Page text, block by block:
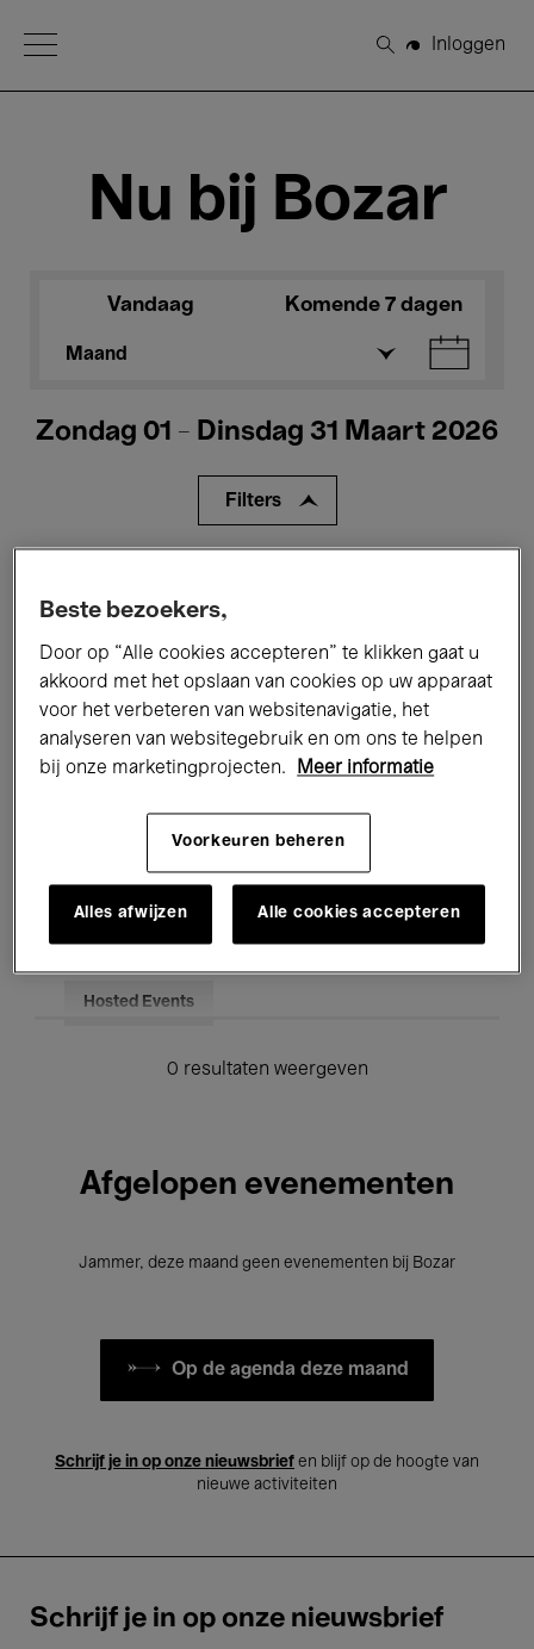
Open Menu
Zoeken
Inloggen
Nu bij Bozar
Vandaag Komende 7 dagen
Maand
Zondag 01 - Dinsdag 31 Maart 2026
Filters
Performances Lezingen & Debatten
Jazz Klassieke Muziek Global Music
Onderwijs Rondleidingen
Hosted Events
0 resultaten weergeven
Afgelopen evenementen
Jammer, deze maand geen evenementen bij Bozar
Op de agenda deze maand
Schrijf je in op onze nieuwsbrief en blijf op de hoogte van
nieuwe activiteiten
Schrijf je in op onze nieuwsbrief
Beste bezoekers,
Door op “Alle cookies accepteren” te klikken gaat u
akkoord met het opslaan van cookies op uw apparaat
voor het verbeteren van websitenavigatie, het
analyseren van websitegebruik en om ons te helpen
bij onze marketingprojecten.
Meer informatie
Voorkeuren beheren
Alles afwijzen Alle cookies accepteren